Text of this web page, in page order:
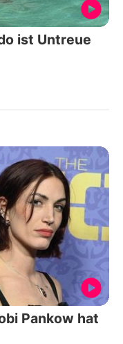
ist Untreue
Pankow hat